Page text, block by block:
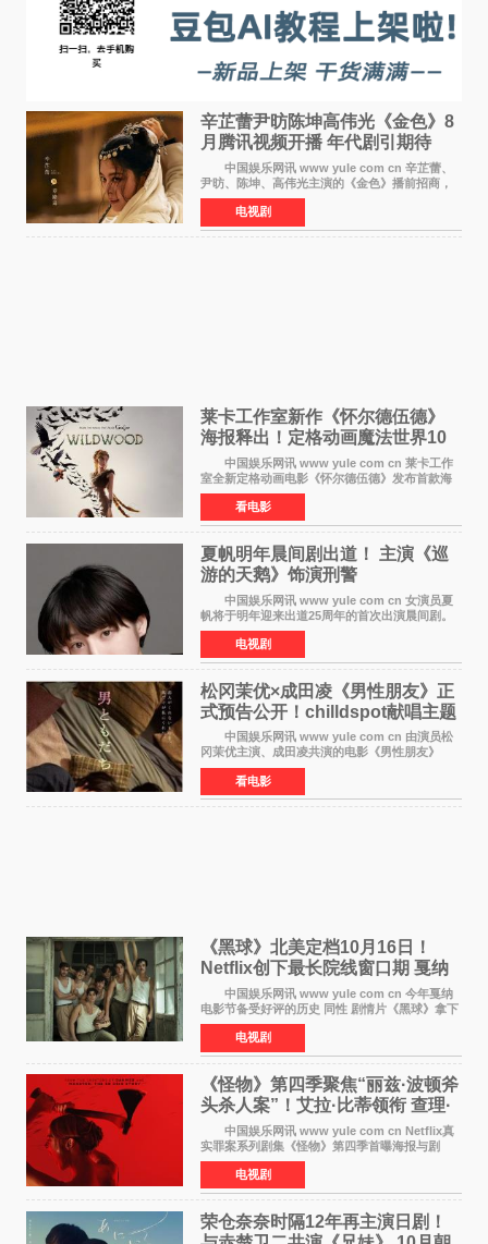
辛芷蕾尹昉陈坤高伟光《金色》8
月腾讯视频开播 年代剧引期待
中国娱乐网讯 www yule com cn 辛芷蕾、
尹昉、陈坤、高伟光主演的《金色》播前招商，
预计8月腾讯视频开播。这部年代剧汇集了众多实
力派演员，阵容强大，引发了观众的广泛关
注。 《金色》
电视剧
莱卡工作室新作《怀尔德伍德》
海报释出！定格动画魔法世界10
月开启
中国娱乐网讯 www yule com cn 莱卡工作
室全新定格动画电影《怀尔德伍德》发布首款海
报，女孩为找回弟弟走入黑暗、宏大的林中魔法
世界，一场关于勇气与亲情的奇幻冒险即将展
开。 本片由特
看电影
夏帆明年晨间剧出道！ 主演《巡
游的天鹅》饰演刑警
中国娱乐网讯 www yule com cn 女演员夏
帆将于明年迎来出道25周年的首次出演晨间剧。
NHK于8月4日宣布她将出演明年（2027年度）上
半期的晨间剧《巡游的天鹅》，饰演与女主角森
田望智饰演的生
电视剧
松冈茉优×成田凌《男性朋友》正
式预告公开！chilldspot献唱主题
中国娱乐网讯 www yule com cn 由演员松
冈茉优主演、成田凌共演的电影《男性朋友》
（三岛有纪子执导，11月6日上映）于8月5日公开
正式视觉图与正式预告片。同时，三人乐队
chilldspot为该片创
看电影
《黑球》北美定档10月16日！
Netflix创下最长院线窗口期 戛纳
最佳导演加持
中国娱乐网讯 www yule com cn 今年戛纳
电影节备受好评的历史 同性 剧情片《黑球》拿下
Netflix美国发行电影的最长院线放映期——该片
最新定档今年10月16日美国影院上映（此前定档
11月6日，如
电视剧
《怪物》第四季聚焦“丽兹·波顿斧
头杀人案”！艾拉·比蒂领衔 查理·
汉纳姆、莎拉·保
中国娱乐网讯 www yule com cn Netflix真
实罪案系列剧集《怪物》第四季首曝海报与剧
照，聚焦鹅妈妈童谣亦有记载的著名血腥杀人案
——丽兹·波顿砍死生父与继母案。 本季由艾
拉·比蒂饰
电视剧
荣仓奈奈时隔12年再主演日剧！